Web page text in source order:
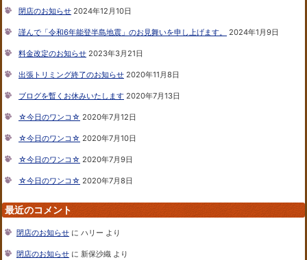
閉店のお知らせ 2024年12月10日
謹んで「令和6年能登半島地震」のお見舞いを申し上げます。 2024年1月9日
料金改定のお知らせ 2023年3月21日
出張トリミング終了のお知らせ 2020年11月8日
ブログを暫くお休みいたします 2020年7月13日
☆今日のワンコ☆ 2020年7月12日
☆今日のワンコ☆ 2020年7月10日
☆今日のワンコ☆ 2020年7月9日
☆今日のワンコ☆ 2020年7月8日
最近のコメント
閉店のお知らせ に ハリー より
閉店のお知らせ に 新保沙織 より